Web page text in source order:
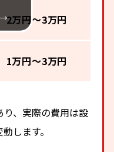
2万円〜3万円
1万円〜3万円
り、実際の費用は設
します。